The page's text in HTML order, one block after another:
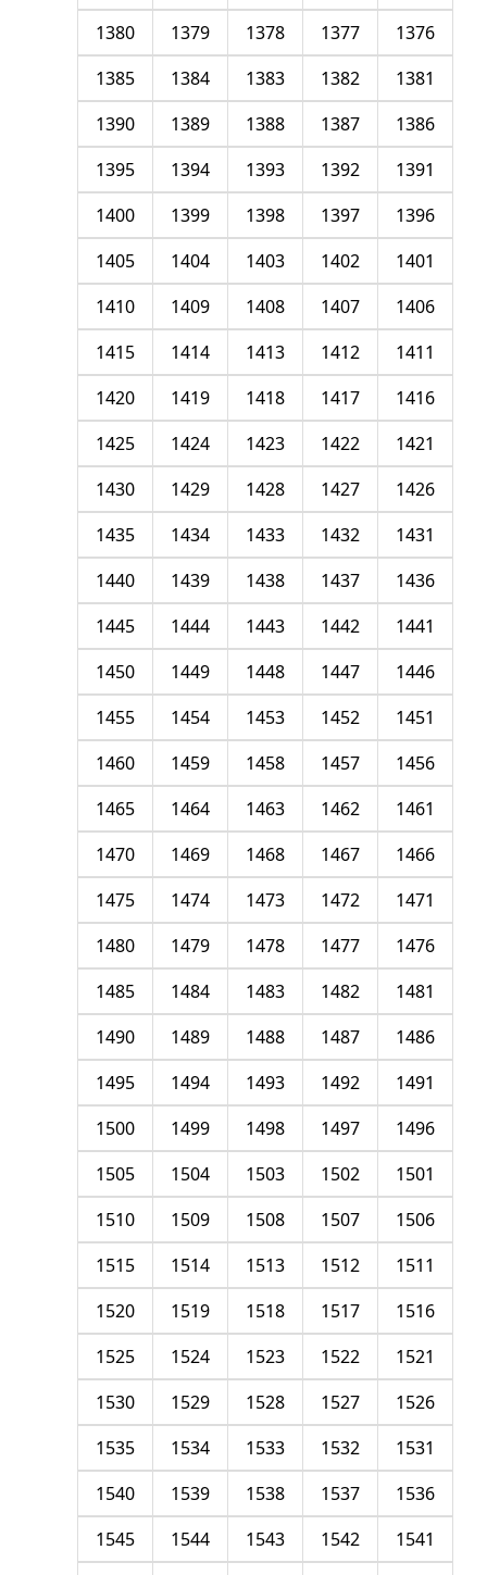
1376
1377
1378
1379
1380
1381
1382
1383
1384
1385
1386
1387
1388
1389
1390
1391
1392
1393
1394
1395
1396
1397
1398
1399
1400
1401
1402
1403
1404
1405
1406
1407
1408
1409
1410
1411
1412
1413
1414
1415
1416
1417
1418
1419
1420
1421
1422
1423
1424
1425
1426
1427
1428
1429
1430
1431
1432
1433
1434
1435
1436
1437
1438
1439
1440
1441
1442
1443
1444
1445
1446
1447
1448
1449
1450
1451
1452
1453
1454
1455
1456
1457
1458
1459
1460
1461
1462
1463
1464
1465
1466
1467
1468
1469
1470
1471
1472
1473
1474
1475
1476
1477
1478
1479
1480
1481
1482
1483
1484
1485
1486
1487
1488
1489
1490
1491
1492
1493
1494
1495
1496
1497
1498
1499
1500
1501
1502
1503
1504
1505
1506
1507
1508
1509
1510
1511
1512
1513
1514
1515
1516
1517
1518
1519
1520
1521
1522
1523
1524
1525
1526
1527
1528
1529
1530
1531
1532
1533
1534
1535
1536
1537
1538
1539
1540
1541
1542
1543
1544
1545